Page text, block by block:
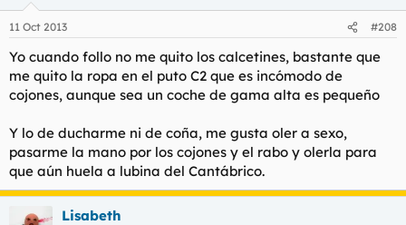
11 Oct 2013 #208
Yo cuando follo no me quito los calcetines, bastante que
me quito la ropa en el puto C2 que es incómodo de
cojones, aunque sea un coche de gama alta es pequeño
Y lo de ducharme ni de coña, me gusta oler a sexo,
pasarme la mano por los cojones y el rabo y olerla para
que aún huela a lubina del Cantábrico.
Lisabeth